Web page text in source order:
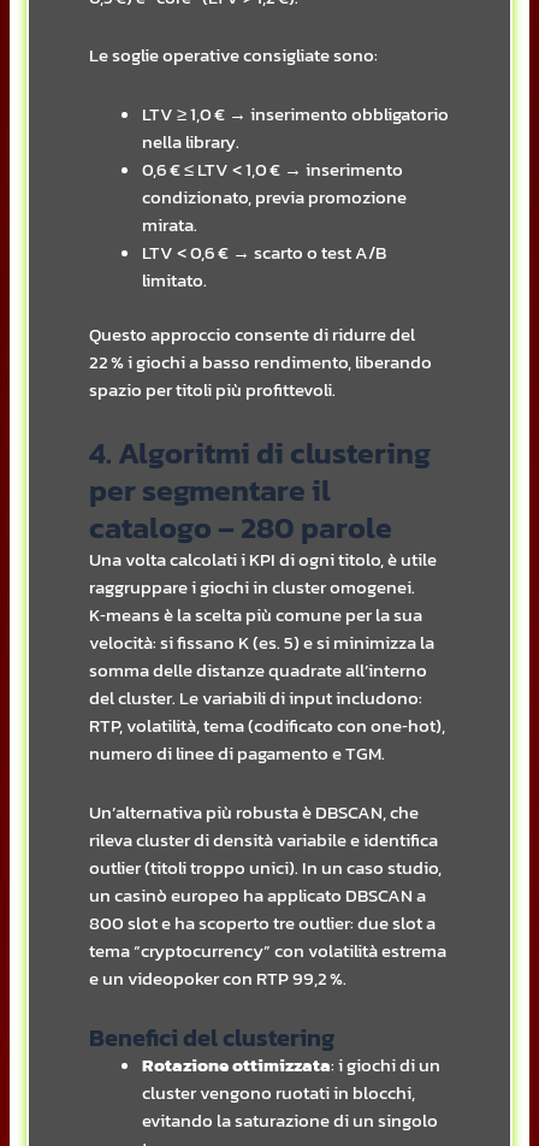
Le soglie operative consigliate sono:
LTV ≥ 1,0 € → inserimento obbligatorio
nella library.
0,6 € ≤ LTV < 1,0 € → inserimento
condizionato, previa promozione
mirata.
LTV < 0,6 € → scarto o test A/B
limitato.
Questo approccio consente di ridurre del
22 % i giochi a basso rendimento, liberando
spazio per titoli più profittevoli.
4. Algoritmi di clustering
per segmentare il
catalogo – 280 parole
Una volta calcolati i KPI di ogni titolo, è utile
raggruppare i giochi in cluster omogenei.
K‑means è la scelta più comune per la sua
velocità: si fissano K (es. 5) e si minimizza la
somma delle distanze quadrate all’interno
del cluster. Le variabili di input includono:
RTP, volatilità, tema (codificato con one‑hot),
numero di linee di pagamento e TGM.
Un’alternativa più robusta è DBSCAN, che
rileva cluster di densità variabile e identifica
outlier (titoli troppo unici). In un caso studio,
un casinò europeo ha applicato DBSCAN a
800 slot e ha scoperto tre outlier: due slot a
tema “cryptocurrency” con volatilità estrema
e un videopoker con RTP 99,2 %.
Benefici del clustering
Rotazione ottimizzata: i giochi di un
cluster vengono ruotati in blocchi,
evitando la saturazione di un singolo